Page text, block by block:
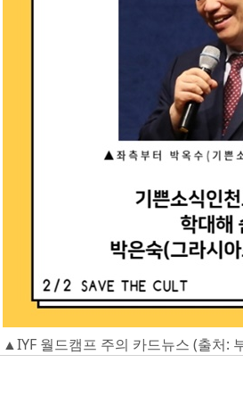
▲IYF 월드캠프 주의 카드뉴스 (출처: